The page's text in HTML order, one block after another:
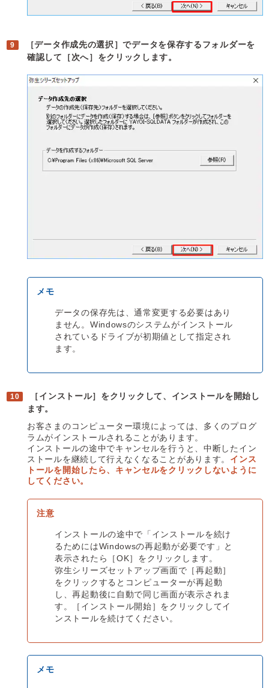
［データ作成先の選択］でデータを保存するフォルダーを
確認して［次へ］をクリックします。
データの保存先は、通常変更する必要はあり
ません。Windowsのシステムがインストール
されているドライブが初期値として指定され
ます。
［インストール］をクリックして、インストールを開始し
ます。
お客さまのコンピューター環境によっては、多くのプログ
ラムがインストールされることがあります。
インストールの途中でキャンセルを行うと、中断したイン
ストールを継続して行えなくなることがあります。 インス
トールを開始したら、キャンセルをクリックしないように
してください。
インストールの途中で「インストールを続け
るためにはWindowsの再起動が必要です」と
表示されたら［OK］をクリックします。
弥生シリーズセットアップ画面で［再起動］
をクリックするとコンピューターが再起動
し、再起動後に自動で同じ画面が表示されま
す。［インストール開始］をクリックしてイ
ンストールを続けてください。